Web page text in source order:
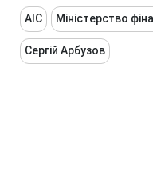
АIС Міністерство
Сергій Арбузов